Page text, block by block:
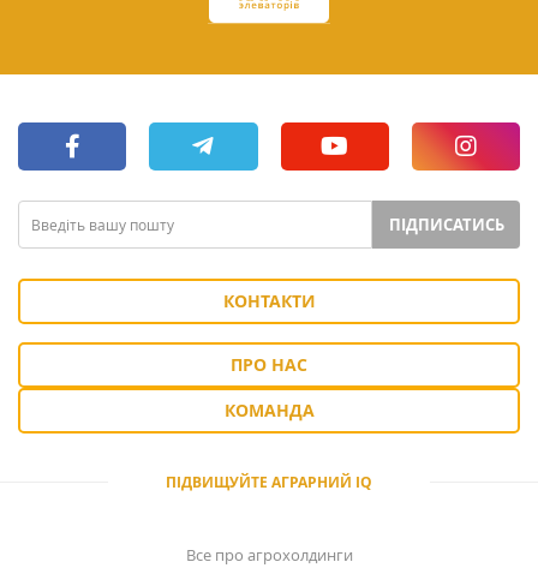
ПІДПИСАТИСЬ
КОНТАКТИ
ПРО НАС
КОМАНДА
ПІДВИЩУЙТЕ АГРАРНИЙ IQ
Все про агрохолдинги